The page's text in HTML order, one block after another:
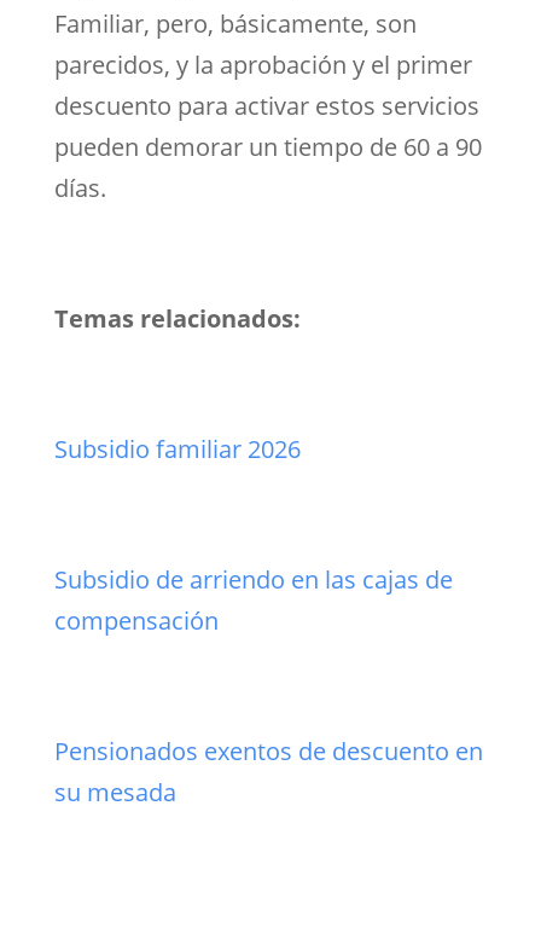
Familiar, pero, básicamente, son
parecidos, y la aprobación y el primer
descuento para activar estos servicios
pueden demorar un tiempo de 60 a 90
días.
Temas relacionados:
Subsidio familiar 2026
Subsidio de arriendo en las cajas de
compensación
Pensionados exentos de descuento en
su mesada